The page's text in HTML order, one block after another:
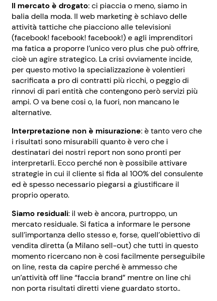
Il mercato è drogato: ci piaccia o meno, siamo in
balia della moda. Il web marketing è schiavo delle
attività tattiche che piacciono alle televisioni
(facebook! facebook! facebook!) e agli imprenditori
ma fatica a proporre l’unico vero plus che può offrire,
cioè un agire strategico. La crisi ovviamente incide,
per questo motivo la specializzazione è volentieri
sacrificata a pro di contratti più ricchi, o peggio di
rinnovi di pari entità che contengono però servizi più
ampi. O va bene cosi o, la fuori, non mancano le
alternative.
Interpretazione non è misurazione: è tanto vero che
i risultati sono misurabili quanto è vero che i
destinatari dei nostri report non sono pronti per
interpretarli. Ecco perché non è possibile attivare
strategie in cui il cliente si fida al 100% del consulente
ed è spesso necessario piegarsi a giustificare il
proprio operato.
Siamo residuali: il web è ancora, purtroppo, un
mercato residuale. Si fatica a informare le persone
sull’importanza dello stesso e, forse, quell’obiettivo di
vendita diretta (a Milano sell-out) che tutti in questo
momento ricercano non è cosi facilmente perseguibile
on line, resta da capire perché è ammesso che
un’attività off line “faccia brand” mentre on line chi
non porta risultati diretti viene guardato storto..